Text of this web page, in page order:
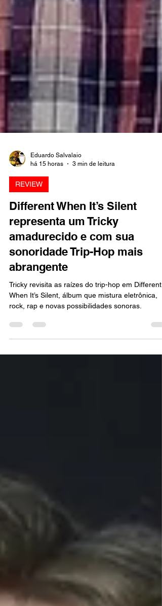
Eduardo Salvalaio
REVIEW
Different When It’s Silent
representa um Tricky
amadurecido e com sua
sonoridade Trip-Hop mais
abrangente
Tricky revisita as raízes do trip-hop em Different
When It’s Silent, álbum que mistura eletrônica,